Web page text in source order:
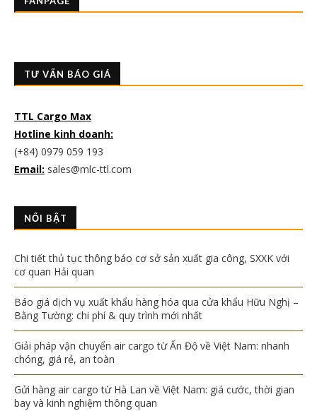
TƯ VẤN BÁO GIÁ
TTL Cargo Max
Hotline kinh doanh:
(+84) 0979 059 193
Email: sales@mlc-ttl.com
NỔI BẬT
Chi tiết thủ tục thông báo cơ sở sản xuất gia công, SXXK với
cơ quan Hải quan
Báo giá dịch vụ xuất khẩu hàng hóa qua cửa khẩu Hữu Nghị –
Bằng Tường: chi phí & quy trình mới nhất
Giải pháp vận chuyển air cargo từ Ấn Độ về Việt Nam: nhanh
chóng, giá rẻ, an toàn
Gửi hàng air cargo từ Hà Lan về Việt Nam: giá cước, thời gian
bay và kinh nghiệm thông quan